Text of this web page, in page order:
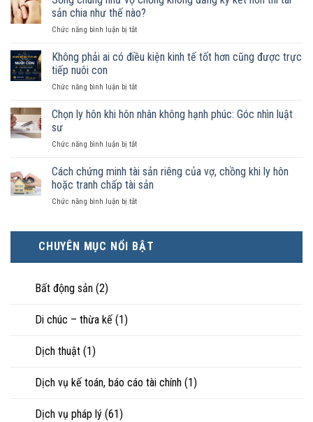
sống
chung
như
chồng
hợp
được
là
hôn
sản chia như thế nào?
Chức năng bình luận bị tắtở
chung
chồng
đăng
hôn
tài
sản
nào?
Không phải ai có điều kiện kinh tế tốt hơn cũng được trực
tiếp nuôi con
Chức năng bình luận bị tắtở
phải
điều
kinh
tế
hơn
trực
tiếp
nuôi
Chọn ly hôn khi hôn nhân không hạnh phúc: Góc nhìn luật
sư
Chức năng bình luận bị tắtở
ly
hôn
khi
hôn
hạnh
phúc:
Góc
Cách chứng minh tài sản riêng của vợ, chồng khi ly hôn
hoặc tranh chấp tài sản
Chức năng bình luận bị tắtở
tài
sản
chấp
CHUYÊN MỤC NỔI BẬT
Bất động sản (2)
Di chúc – thừa kế (1)
Dịch thuật (1)
Dịch vụ kế toán, báo cáo tài chính (1)
Dịch vụ pháp lý (61)